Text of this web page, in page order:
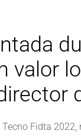
valor
Fidta